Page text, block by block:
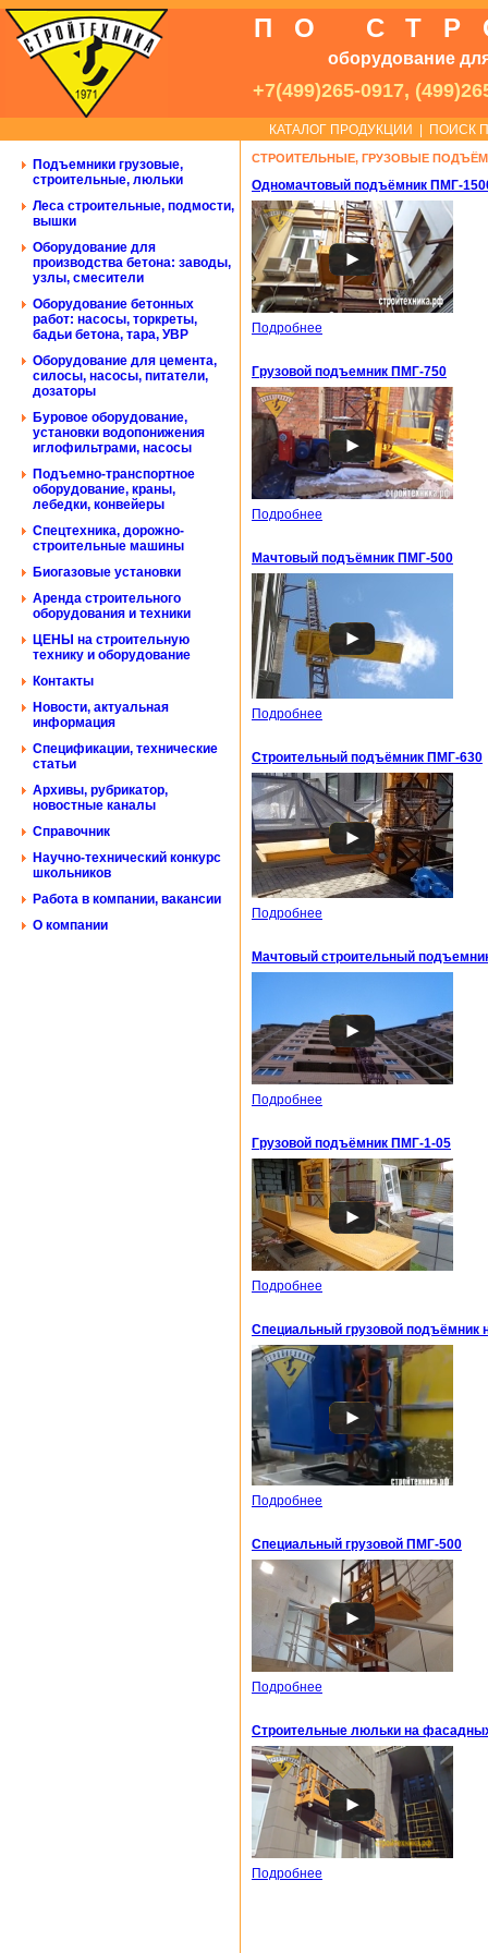
ПО
оборудование
+7(499)265-0917,
КАТАЛОГ ПРОДУКЦИИ ПОИСК
Подъемники грузовые,
строительные, люльки
Леса строительные, подмости,
вышки
Оборудование для
производства бетона: заводы,
узлы, смесители
Оборудование бетонных
работ: насосы, торкреты,
бадьи бетона, тара, УВР
Оборудование для цемента,
силосы, насосы, питатели,
дозаторы
Буровое оборудование,
установки водопонижения
иглофильтрами, насосы
Подъемно-транспортное
оборудование, краны,
лебедки, конвейеры
Спецтехника, дорожно-
строительные машины
Биогазовые установки
Аренда строительного
оборудования и техники
ЦЕНЫ на строительную
технику и оборудование
Контакты
Новости, актуальная
информация
Спецификации, технические
статьи
Архивы, рубрикатор,
новостные каналы
Справочник
Научно-технический конкурс
школьников
Работа в компании, вакансии
О компании
СТРОИТЕЛЬНЫЕ, ГРУЗОВЫЕ
Одномачтовый подъёмник ПМГ-
Подробнее
Грузовой подъемник ПМГ-750
Подробнее
Мачтовый подъёмник ПМГ-500
Подробнее
Строительный подъёмник ПМГ-630
Подробнее
Мачтовый строительный
Подробнее
Грузовой подъёмник ПМГ-1-05
Подробнее
Специальный грузовой подъёмник
Подробнее
Специальный грузовой ПМГ-500
Подробнее
Строительные люльки на
Подробнее